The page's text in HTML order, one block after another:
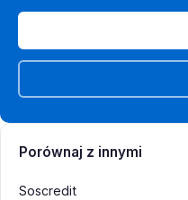
Porównaj z innymi
Soscredit